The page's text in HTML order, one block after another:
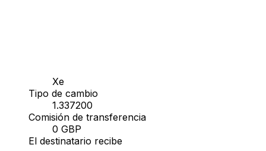
Xe
Tipo de cambio
1.337200
Comisión de transferencia
0 GBP
El destinatario recibe